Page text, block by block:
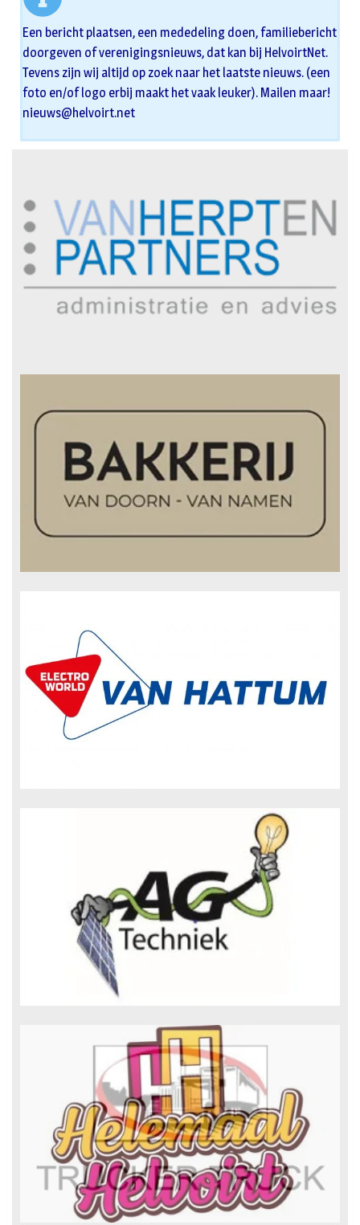
Een bericht plaatsen, een mededeling doen, familiebericht
doorgeven of verenigingsnieuws, dat kan bij HelvoirtNet.
Tevens zijn wij altijd op zoek naar het laatste nieuws. (een
foto en/of logo erbij maakt het vaak leuker). Mailen maar!
nieuws@helvoirt.net